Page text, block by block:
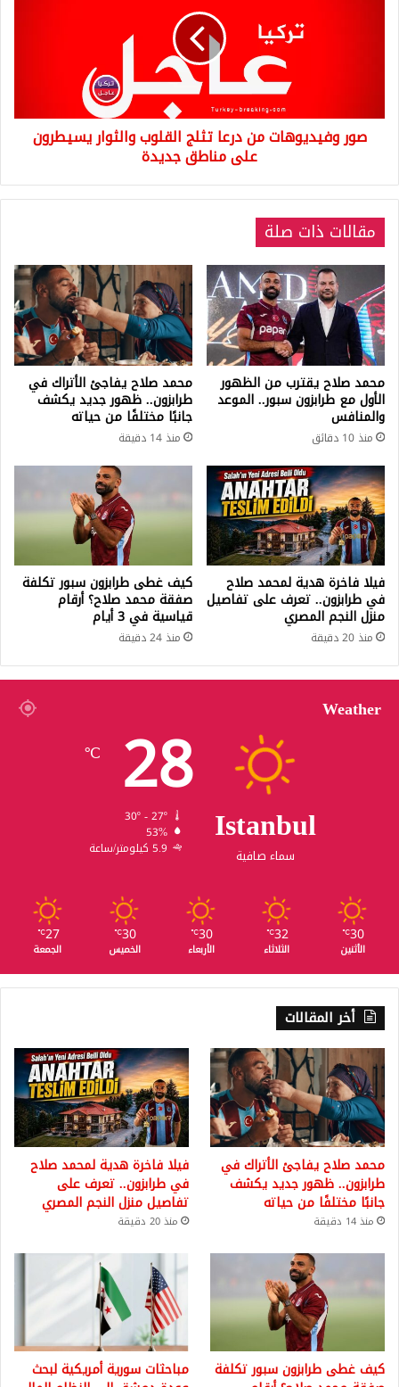
على
مناطق
صور وفيديوهات من درعا تثلج القلوب والثوار يسيطرون
على مناطق جديدة
مقالات ذات صلة
محمد صلاح يقترب من الظهور
الأول مع طرابزون سبور.. الموعد
والمنافس
منذ 10 دقائق
محمد صلاح يفاجئ الأتراك في
طرابزون.. ظهور جديد يكشف
جانبًا مختلفًا من حياته
منذ 14 دقيقة
فيلا فاخرة هدية لمحمد صلاح
في طرابزون.. تعرف على تفاصيل
منزل النجم المصري
منذ 20 دقيقة
كيف غطى طرابزون سبور تكلفة
صفقة محمد صلاح؟ أرقام
قياسية في 3 أيام
منذ 24 دقيقة
Weather
Istanbul
سماء صافية
28
℃
30º - 27º
53%
5.9 كيلومتر/ساعة
30
℃
الأثنين
32
℃
الثلاثاء
30
℃
الأربعاء
30
℃
الخميس
27
℃
الجمعة
أخر المقالات
محمد صلاح يفاجئ الأتراك في
طرابزون.. ظهور جديد يكشف
جانبًا مختلفًا من حياته
منذ 14 دقيقة
فيلا فاخرة هدية لمحمد صلاح
في طرابزون.. تعرف على
تفاصيل منزل النجم المصري
منذ 20 دقيقة
كيف غطى طرابزون سبور تكلفة مباحثات سورية أمريكية لبحث